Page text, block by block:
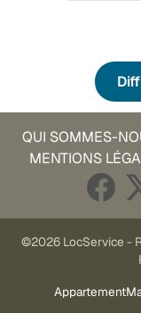
QUI SOMMES-
MENTIONS
©2026 LocService -
Appartement